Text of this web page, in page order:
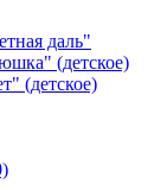
даль"
(детское)
(детское)